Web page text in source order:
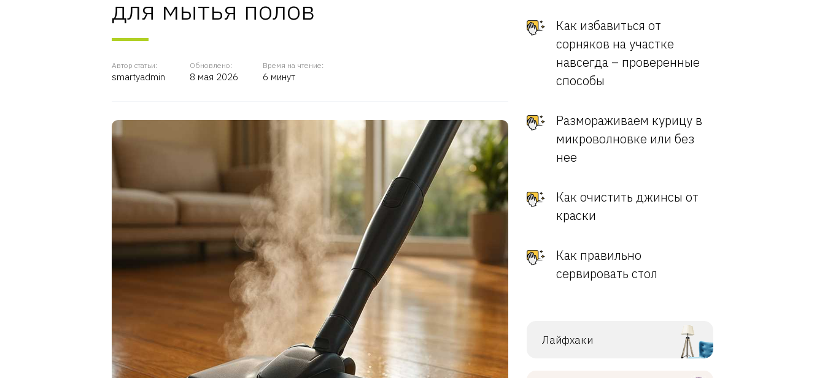
для мытья полов
Автор статьи:
smartyadmin
Обновлено:
8 мая 2026
Время на чтение:
6 минут
Как избавиться от
сорняков на участке
навсегда – проверенные
способы
Размораживаем курицу в
микроволновке или без
нее
Как очистить джинсы от
краски
Как правильно
сервировать стол
Лайфхаки